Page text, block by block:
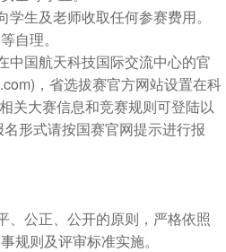
生及老师收取任何参赛费用。
自理。
中国航天科技国际交流中心的官
，省选拔赛官方网站设置在科
关大赛信息和竞赛规则可登陆以
形式请按国赛官网提示进行报
、公正、公开的原则，严格依照
规则及评审标准实施。